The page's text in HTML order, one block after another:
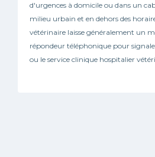
d'urgences à domicile ou dans un
milieu urbain et en dehors des
vétérinaire laisse généralement un
répondeur téléphonique pour
ou le service clinique hospitalier